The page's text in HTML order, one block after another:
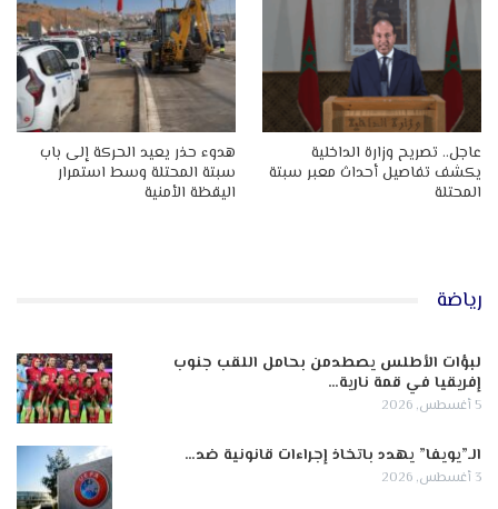
عاجل.. تصريح وزارة الداخلية
يكشف تفاصيل أحداث معبر سبتة
المحتلة
هدوء حذر يعيد الحركة إلى باب
سبتة المحتلة وسط استمرار
اليقظة الأمنية
رياضة
لبؤات الأطلس يصطدمن بحامل اللقب جنوب
إفريقيا في قمة نارية…
5 أغسطس, 2026
الـ”يويفا” يهدد باتخاذ إجراءات قانونية ضد…
3 أغسطس, 2026